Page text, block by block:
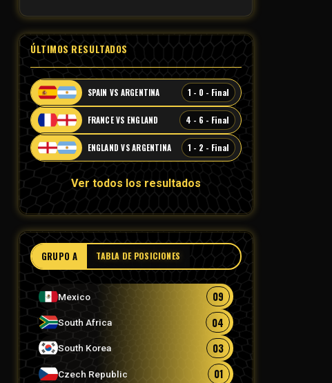
ÚLTIMOS RESULTADOS
SPAIN VS ARGENTINA 1 - 0 - Final
FRANCE VS ENGLAND 4 - 6 - Final
ENGLAND VS ARGENTINA 1 - 2 - Final
Ver todos los resultados
GRUPO A TABLA DE POSICIONES
Mexico 09
South Africa 04
South Korea 03
Czech Republic 01